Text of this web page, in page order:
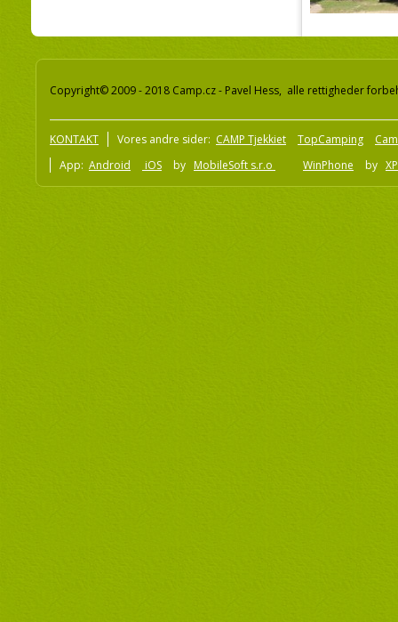
Copyright© 2009 - 2018 Camp.cz - Pavel Hess, alle rettigheder
KONTAKT Vores andre sider: CAMP Tjekkiet TopCamping
App: Android iOS by MobileSoft s.r.o WinPhone by